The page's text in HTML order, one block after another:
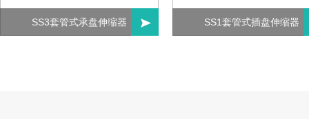
SS3套管式承盘伸缩器 SS1套管式插盘伸缩器